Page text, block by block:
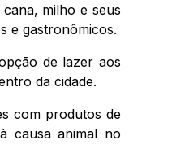
milho e seus
e gastronômicos.
de lazer aos
da cidade.
com produtos de
causa animal no